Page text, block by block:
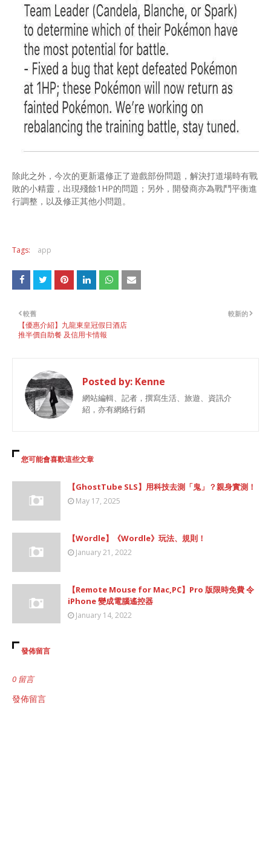
除此之外，今次的更新還修正了遊戲部份問題，解決打道場時有戰
敗的小精靈，出現殘餘1HP的問題；另外，開發商亦為戰鬥平衡進
行調整，以及修正其他小問題。
Tags: app
較新的
較舊
【優惠介紹】九龍東皇冠假日酒店
推半價自助餐 及信用卡情報
Posted by: Kenne
網站編輯、記者，撰寫生活、旅遊、資訊介
紹，亦有網絡行銷
您可能會喜歡這些文章
【GhostTube SLS】用科技去測「鬼」？親身實測！
May 17, 2025
【Wordle】《Wordle》玩法、規則！
January 21, 2022
【Remote Mouse for Mac,PC】Pro 版限時免費 令
iPhone 變成電腦遙控器
January 14, 2022
發佈留言
0 留言
發佈留言